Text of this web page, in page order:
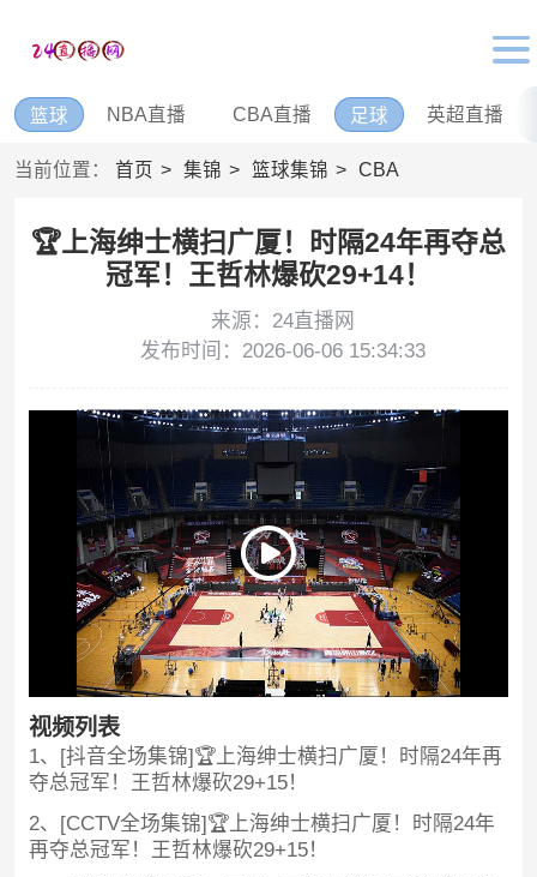
篮球 NBA直播 CBA直播 足球 英超直播
当前位置： 首页 集锦 篮球集锦 CBA
🏆上海绅士横扫广厦！时隔24年再夺总
冠军！王哲林爆砍29+14！
来源：24直播网
发布时间：2026-06-06 15:34:33
视频列表
1、[抖音全场集锦]🏆上海绅士横扫广厦！时隔24年再
夺总冠军！王哲林爆砍29+15！
2、[CCTV全场集锦]🏆上海绅士横扫广厦！时隔24年
再夺总冠军！王哲林爆砍29+15！